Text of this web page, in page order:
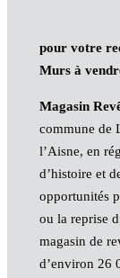
pour votre
Murs à
Magasin
commune de
l’Aisne, en
d’histoire et
opportunités
ou la reprise
magasin de
d’environ 26